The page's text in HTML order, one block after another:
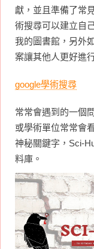
獻，並且準備了常
術搜尋可以建立自
我的圖書館，另外
案讓其他人更好進
google學術搜尋
常常會遇到的一個
或學術單位常常會
神秘關鍵字，Sci-
料庫。